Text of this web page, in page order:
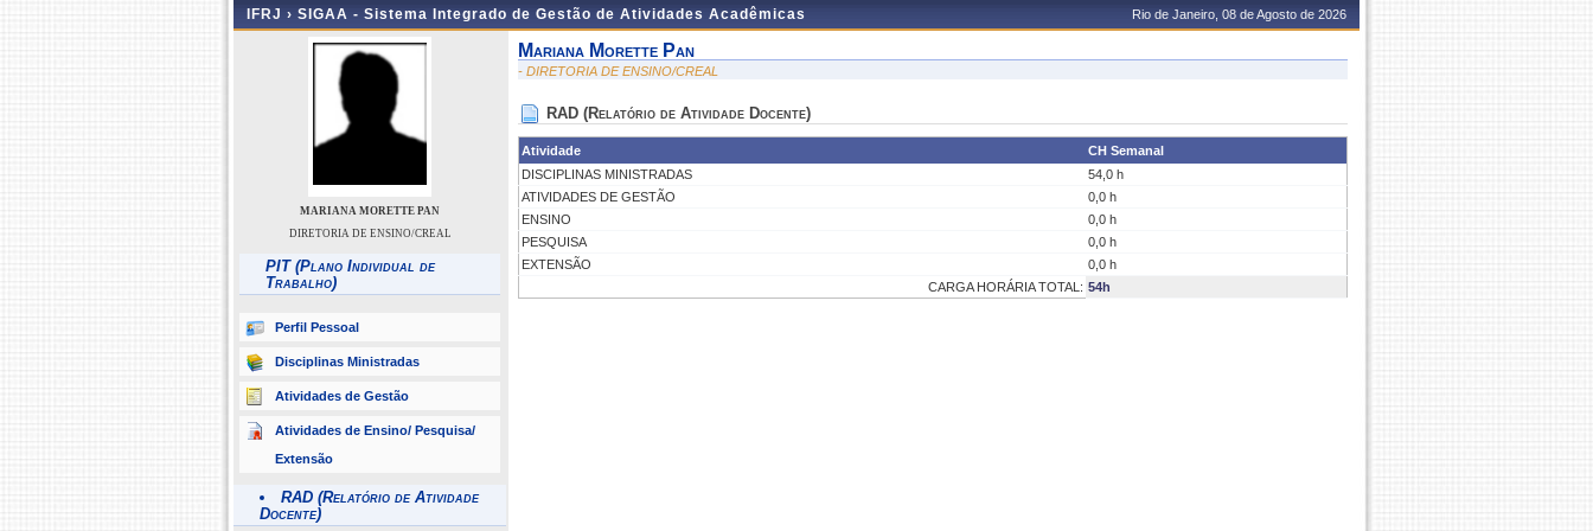
IFRJ › SIGAA - Sistema Integrado de Gestão de Atividades Acadêmicas Rio de Janeiro, 08 de Agosto de 2026
MARIANA MORETTE PAN
DIRETORIA DE ENSINO/CREAL
PIT (Plano Individual de
Trabalho)
Perfil Pessoal
Disciplinas Ministradas
Atividades de Gestão
Atividades de Ensino/ Pesquisa/
Extensão
RAD (Relatório de Atividade
Docente)
Mariana Morette Pan
- DIRETORIA DE ENSINO/CREAL
RAD (Relatório de Atividade Docente)
Atividade
CH Semanal
DISCIPLINAS MINISTRADAS
54,0 h
ATIVIDADES DE GESTÃO
0,0 h
ENSINO
0,0 h
PESQUISA
0,0 h
EXTENSÃO
0,0 h
CARGA HORÁRIA TOTAL: 54h